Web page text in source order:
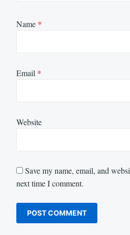
Name *
Email *
Website
Save my name, email, and
next time I comment.